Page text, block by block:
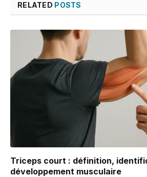
RELATED POSTS
Triceps court : définition,
développement musculaire